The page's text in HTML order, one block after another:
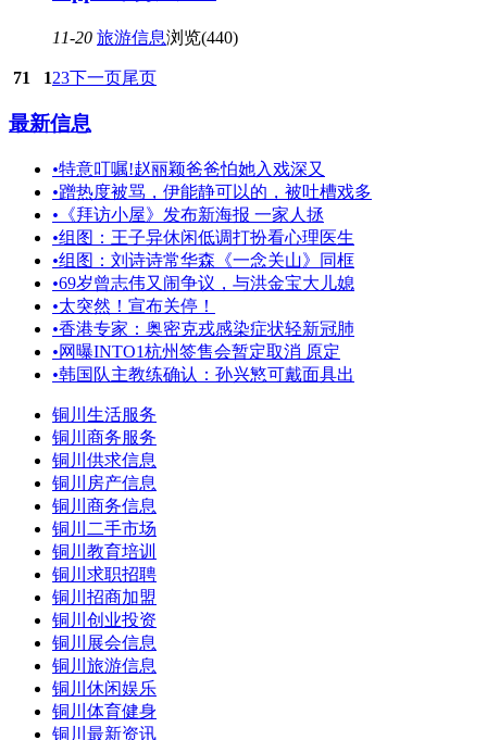
11-20 旅游信息浏览(440)
71 123下一页尾页
最新信息
•特意叮嘱!赵丽颖爸爸怕她入戏深又
•蹭热度被骂，伊能静可以的，被吐槽戏多
• 《拜访小屋》发布新海报 一家人拯
•组图：王子异休闲低调打扮看心理医生
•组图：刘诗诗常华森《一念关山》同框
•69岁曾志伟又闹争议，与洪金宝大儿媳
•太突然！宣布关停！
•香港专家：奥密克戎感染症状轻新冠肺
•网曝INTO1杭州签售会暂定取消 原定
•韩国队主教练确认：孙兴慜可戴面具出
铜川生活服务
铜川商务服务
铜川供求信息
铜川房产信息
铜川商务信息
铜川二手市场
铜川教育培训
铜川求职招聘
铜川招商加盟
铜川创业投资
铜川展会信息
铜川旅游信息
铜川休闲娱乐
铜川体育健身
铜川最新资讯